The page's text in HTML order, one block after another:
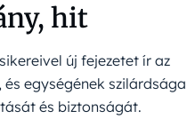
hit
új fejezetet ír az
egységének szilárdsága
és biztonságát.